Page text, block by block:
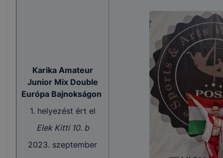
Karika Amateur
Junior Mix Double
Európa Bajnokságon
1. helyezést ért el
Elek Kitti 10. b
2023. szeptember